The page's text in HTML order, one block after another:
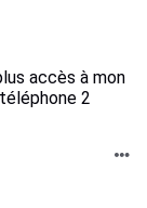
accès à mon
2